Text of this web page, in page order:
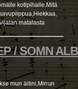
kotipihalle.Mitä
matalasta
/ SOMN ALB
mun äitini,Minun